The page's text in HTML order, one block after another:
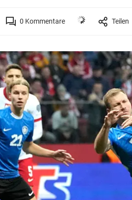
0 Kommentare Teilen